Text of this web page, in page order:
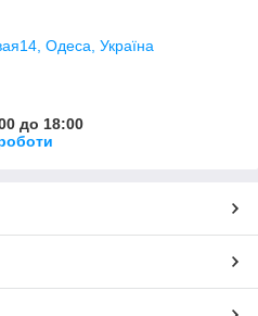
Одеса, Україна
до 18:00